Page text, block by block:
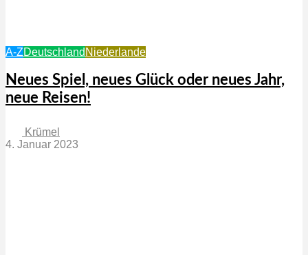
A-ZDeutschland Niederlande
Neues Spiel, neues Glück oder neues Jahr,
neue Reisen!
Krümel
4. Januar 2023